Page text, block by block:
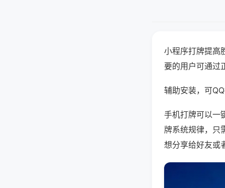
小程序打牌提高
要的用户可通过
辅助安装，可
手机打牌可以一
牌系统规律，只
想分享给好友或